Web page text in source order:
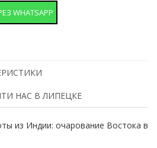
WHATSAPP
НАС В ЛИПЕЦКЕ
из Индии: очарование Востока в